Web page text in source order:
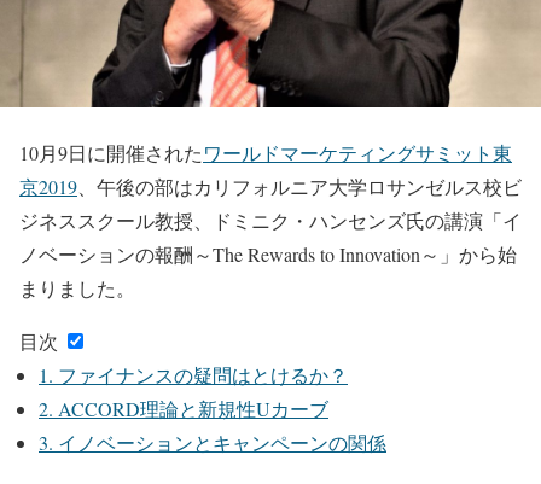
10月9日に開催されたワールドマーケティングサミット東
京2019 、午後の部はカリフォルニア大学ロサンゼルス校ビ
ジネススクール教授、ドミニク・ハンセンズ氏の講演「イ
ノベーションの報酬～The Rewards to Innovation～」から始
まりました。
目次
1. ファイナンスの疑問はとけるか？
2. ACCORD理論と新規性Uカーブ
3. イノベーションとキャンペーンの関係